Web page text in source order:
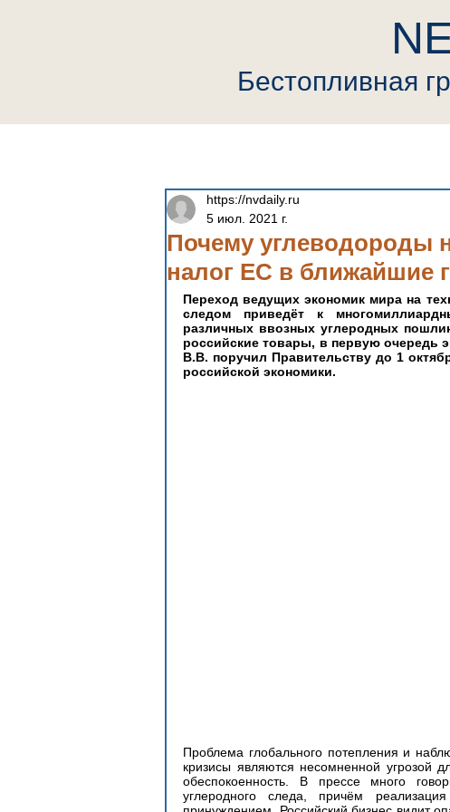
Бестопливная
Почему углеводороды
налог ЕС в ближайшие
https://nvdaily.ru
5 июл. 2021 г.
Переход ведущих экономик мира на
следом приведёт к
различных ввозных углеродных
российские товары, в первую очередь
В.В. поручил Правительству до 1
российской экономики.
Проблема глобального потепления и
кризисы являются несомненной угрозой
обеспокоенность. В прессе много
углеродного следа, причём